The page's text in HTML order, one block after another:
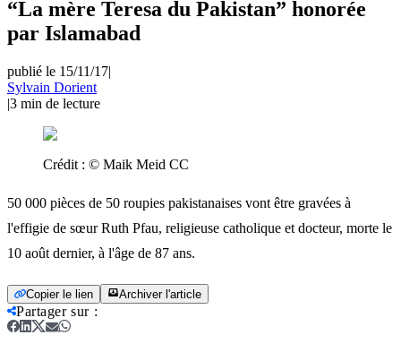
“La mère Teresa du Pakistan” honorée
par Islamabad
publié le 15/11/17|
Sylvain Dorient
|3 min de lecture
Crédit : © Maik Meid CC
50 000 pièces de 50 roupies pakistanaises vont être gravées à
l'effigie de sœur Ruth Pfau, religieuse catholique et docteur, morte le
10 août dernier, à l'âge de 87 ans.
Copier le lien Archiver l'article
Partager sur: